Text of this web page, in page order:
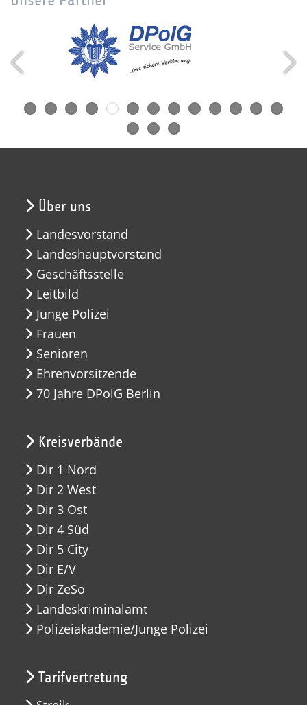
Über uns
Landesvorstand
Landeshauptvorstand
Geschäftsstelle
Leitbild
Junge Polizei
Frauen
Senioren
Ehrenvorsitzende
70 Jahre DPolG Berlin
Kreisverbände
Dir 1 Nord
Dir 2 West
Dir 3 Ost
Dir 4 Süd
Dir 5 City
Dir E/V
Dir ZeSo
Landeskriminalamt
Polizeiakademie/Junge Polizei
Tarifvertretung